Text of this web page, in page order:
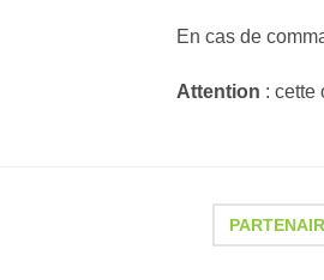
En cas de
Attention : cette